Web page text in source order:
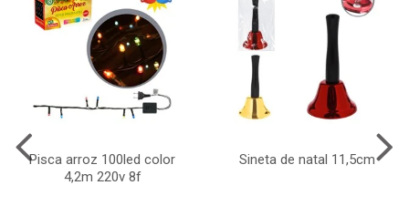
Pisca arroz 100led color
4,2m 220v 8f
Sineta de natal 11,5cm